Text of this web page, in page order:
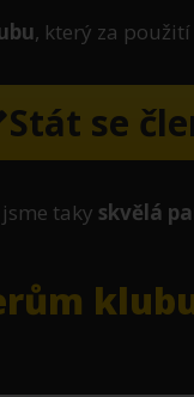
, který za použití
Stát se
jsme taky skvělá